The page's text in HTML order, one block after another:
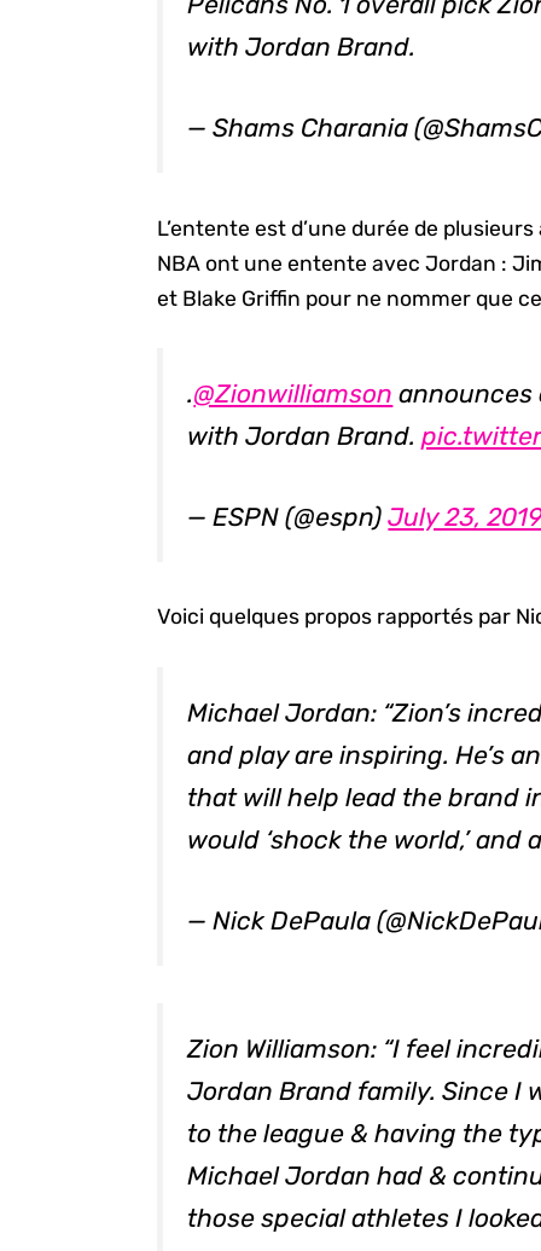
with Jordan Brand.
— Shams Charania
L’entente est d’une durée de
NBA ont une entente avec Jordan :
et Blake Griffin pour ne nommer que
.@Zionwilliamson announces
with Jordan Brand.
— ESPN (@espn)July 23,
Voici quelques propos rapportés par
Michael Jordan: “Zion’s
and play are inspiring. He’s
that will help lead the brand
would ‘shock the world,’ and
— Nick DePaula
Zion Williamson: “I feel
Jordan Brand family. Since I
to the league & having the
Michael Jordan had &
those special athletes I